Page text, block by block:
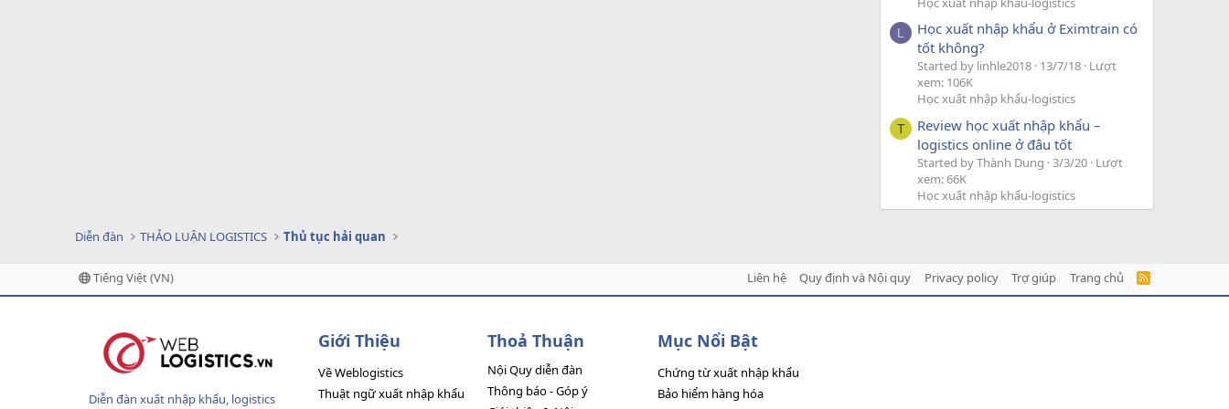
L
Học xuất nhập khẩu ở Eximtrain có
tốt không?
Started by linhle2018 13/7/18 Lượt
xem: 106K
Học xuất nhập khẩu-logistics
T
Review học xuất nhập khẩu –
logistics online ở đâu tốt
Started by Thành Dung 3/3/20 Lượt
xem: 66K
Học xuất nhập khẩu-logistics
Diễn đàn THẢO LUẬN LOGISTICS Thủ tục hải quan
Tiếng Việt (VN) Liên hệ Quy định và Nội quy Privacy policy Trợ giúp Trang chủ
R
Diễn đàn xuất nhập khẩu, logistics
Giới Thiệu
Về Weblogistics
Thuật ngữ xuất nhập khẩu
Thoả Thuận
Nội Quy diễn đàn
Thông báo - Góp ý
Mục Nổi Bật
Chứng từ xuất nhập khẩu
Bảo hiểm hàng hóa